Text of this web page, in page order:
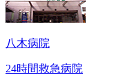
八木病院
24時間救急病院